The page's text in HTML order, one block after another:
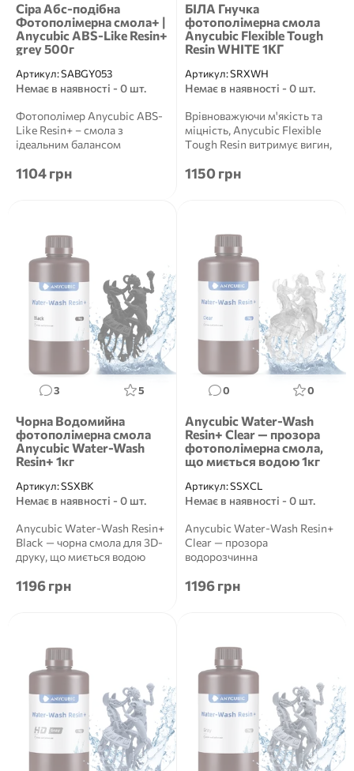
Сіра Aбс-подібна
Фотополімерна смола+ |
Anycubic ABS-Like Resin+
grey 500г
Артикул:SABGY053
Немає в наявності - 0 шт.
Фотополімер Anycubic ABS-
Like Resin+ – смола з
ідеальним балансом
1104 грн
БІЛА Гнучка
фотополімерна смола
Anycubic Flexible Tough
Resin WHITE 1КГ
Артикул:SRXWH
Немає в наявності - 0 шт.
Врівноважуючи м'якість та
міцність, Anycubic Flexible
Tough Resin витримує вигин,
1150 грн
3 5
Чорна Водомийна
фотополімерна смола
Anycubic Water-Wash
Resin+ 1кг
Артикул:SSXBK
Немає в наявності - 0 шт.
Anycubic Water-Wash Resin+
Black — чорна смола для 3D-
друку, що миється водою
1196 грн
0 0
Anycubic Water-Wash
Resin+ Clear — прозора
фотополімерна смола,
що миється водою 1кг
Артикул:SSXCL
Немає в наявності - 0 шт.
Anycubic Water-Wash Resin+
Clear — прозора
водорозчинна
3D-друку Опис...
1196 грн